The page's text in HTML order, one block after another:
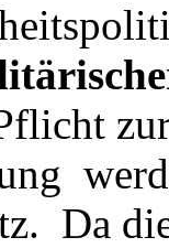
Da